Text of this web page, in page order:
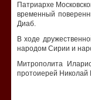
Патриархе
временный
Диаб.
В ходе
народом Сирии и
Митрополита
протоиерей